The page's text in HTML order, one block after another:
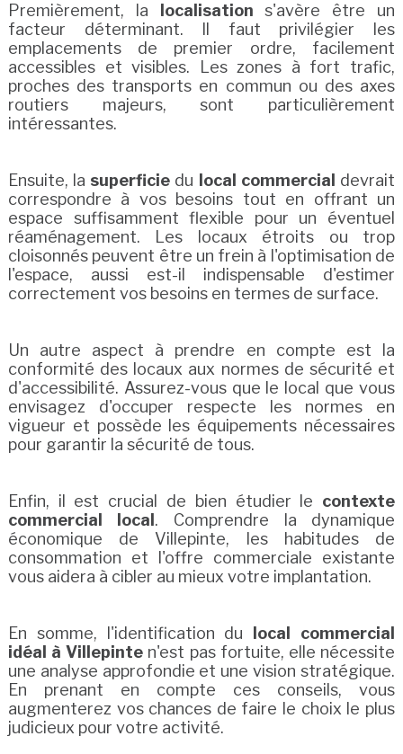
Premièrement, la localisation s'avère être un
facteur déterminant. Il faut privilégier les
emplacements de premier ordre, facilement
accessibles et visibles. Les zones à fort trafic,
proches des transports en commun ou des axes
routiers majeurs, sont particulièrement
intéressantes.
Ensuite, la superficie du local commercial devrait
correspondre à vos besoins tout en offrant un
espace suffisamment flexible pour un éventuel
réaménagement. Les locaux étroits ou trop
cloisonnés peuvent être un frein à l'optimisation de
l'espace, aussi est-il indispensable d'estimer
correctement vos besoins en termes de surface.
Un autre aspect à prendre en compte est la
conformité des locaux aux normes de sécurité et
d'accessibilité. Assurez-vous que le local que vous
envisagez d'occuper respecte les normes en
vigueur et possède les équipements nécessaires
pour garantir la sécurité de tous.
Enfin, il est crucial de bien étudier le contexte
commercial local . Comprendre la dynamique
économique de Villepinte, les habitudes de
consommation et l'offre commerciale existante
vous aidera à cibler au mieux votre implantation.
En somme, l'identification du
local commercial
idéal à Villepinte n'est pas fortuite, elle nécessite
une analyse approfondie et une vision stratégique.
En prenant en compte ces conseils, vous
augmenterez vos chances de faire le choix le plus
judicieux pour votre activité.